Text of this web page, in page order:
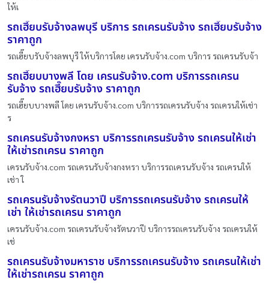
ให้เ
รถเฮี๊ยบรับจ้างลพบุรี บริการ รถเครนรับจ้าง รถเฮี๊ยบรับจ้าง
ราคาถูก
รถเฮี๊ยบรับจ้างลพบุรี ให้บริการโดย เครนรับจ้าง.com บริการ รถเครนรับจ้า
รถเฮี๊ยบบางพลี โดย เครนรับจ้าง.com บริการรถเครน
รับจ้าง รถเฮี๊ยบรับจ้าง ราคาถูก
รถเฮี๊ยบบางพลี โดย เครนรับจ้าง.com บริการรถเครนรับจ้าง รถเครนให้เช่า
ร
รถเครนรับจ้างกงหรา บริการรถเครนรับจ้าง รถเครนให้เช่า
ให้เช่ารถเครน ราคาถูก
เครนรับจ้าง.com รถเครนรับจ้างกงหรา บริการรถเครนรับจ้าง รถเครนให้
เช่า ใ
รถเครนรับจ้างรัตนวาปี บริการรถเครนรับจ้าง รถเครนให้
เช่า ให้เช่ารถเครน ราคาถูก
เครนรับจ้าง.com รถเครนรับจ้างรัตนวาปี บริการรถเครนรับจ้าง รถเครนให้
เช่
รถเครนรับจ้างมหาราช บริการรถเครนรับจ้าง รถเครนให้เช่า
ให้เช่ารถเครน ราคาถูก